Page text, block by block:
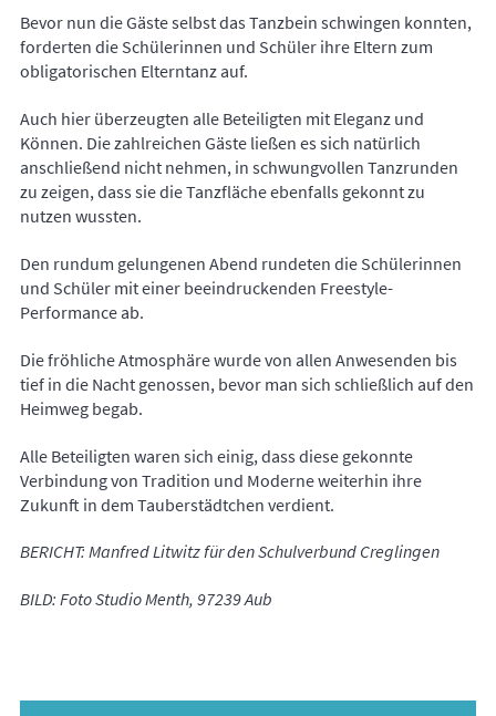
Bevor nun die Gäste selbst das Tanzbein schwingen konnten,
forderten die Schülerinnen und Schüler ihre Eltern zum
obligatorischen Elterntanz auf.
Auch hier überzeugten alle Beteiligten mit Eleganz und
Können. Die zahlreichen Gäste ließen es sich natürlich
anschließend nicht nehmen, in schwungvollen Tanzrunden
zu zeigen, dass sie die Tanzfläche ebenfalls gekonnt zu
nutzen wussten.
Den rundum gelungenen Abend rundeten die Schülerinnen
und Schüler mit einer beeindruckenden Freestyle-
Performance ab.
Die fröhliche Atmosphäre wurde von allen Anwesenden bis
tief in die Nacht genossen, bevor man sich schließlich auf den
Heimweg begab.
Alle Beteiligten waren sich einig, dass diese gekonnte
Verbindung von Tradition und Moderne weiterhin ihre
Zukunft in dem Tauberstädtchen verdient.
BERICHT: Manfred Litwitz für den Schulverbund Creglingen
BILD: Foto Studio Menth, 97239 Aub